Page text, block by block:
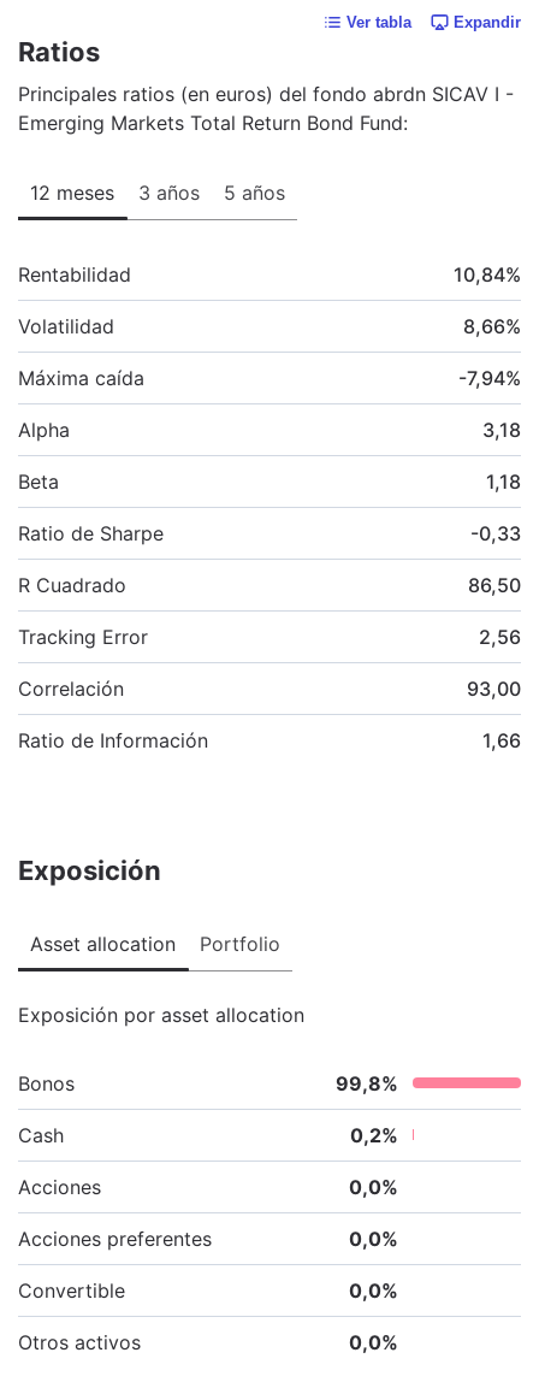
Ver tabla Expandir
Ratios
Principales ratios (en euros) del fondo abrdn SICAV I -
Emerging Markets Total Return Bond Fund:
12 meses 3 años 5 años
Rentabilidad 10,84%
Volatilidad 8,66%
Máxima caída -7,94%
Alpha 3,18
Beta 1,18
Ratio de Sharpe -0,33
R Cuadrado 86,50
Tracking Error 2,56
Correlación 93,00
Ratio de Información 1,66
Exposición
Asset allocation Portfolio
Exposición por asset allocation
Bonos 99,8%
Cash 0,2%
Acciones 0,0%
Acciones preferentes 0,0%
Convertible 0,0%
Otros activos 0,0%